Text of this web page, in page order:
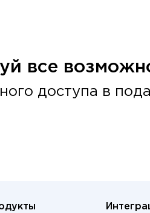
все
доступа в